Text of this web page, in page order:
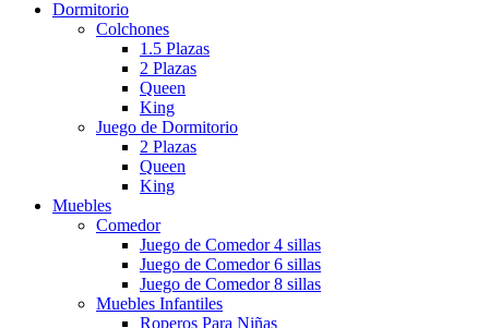
Dormitorio
Colchones
1.5 Plazas
2 Plazas
Queen
King
Juego de Dormitorio
2 Plazas
Queen
King
Muebles
Comedor
Juego de Comedor 4 sillas
Juego de Comedor 6 sillas
Juego de Comedor 8 sillas
Muebles Infantiles
Roperos Para Niñas